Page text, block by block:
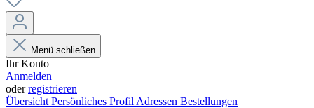
Menü schließen
Ihr Konto
Anmelden
oderregistrieren
Übersicht Persönliches Profil Adressen Bestellungen